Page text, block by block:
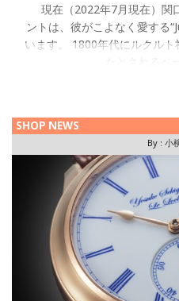
現在（2022年7月現在）関
ントは、彼がこよなく愛する
います。 1800年代にルクル
SHOP NEWS
By : 小